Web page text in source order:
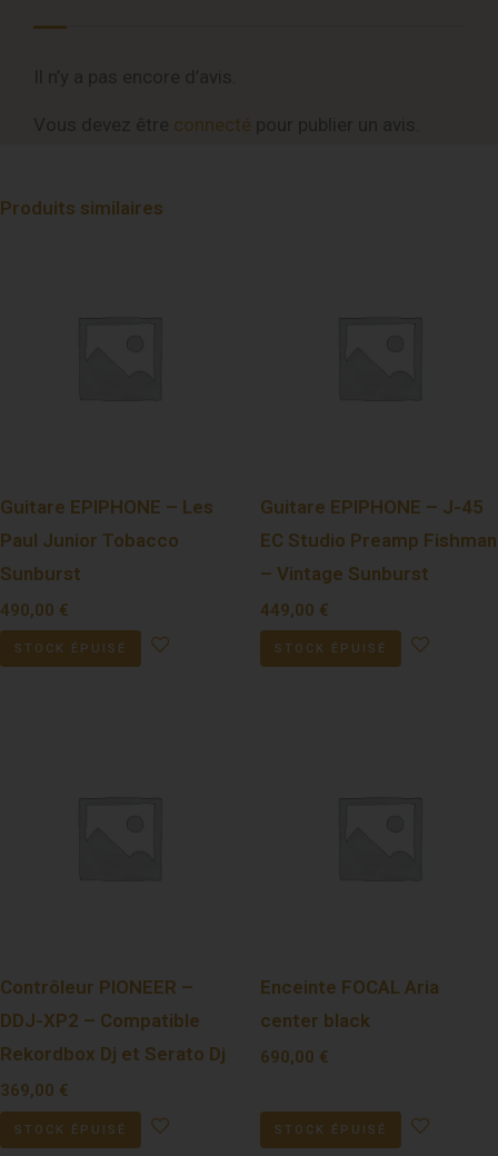
connecté
Produits similaires
Guitare EPIPHONE – Les
Paul Junior Tobacco
Sunburst
490,00 €
STOCK ÉPUISÉ
Guitare EPIPHONE – J-45
EC Studio Preamp Fishman
– Vintage Sunburst
449,00 €
STOCK ÉPUISÉ
Contrôleur PIONEER –
DDJ-XP2 – Compatible
Rekordbox Dj et Serato Dj
369,00 €
STOCK ÉPUISÉ
Enceinte FOCAL Aria
center black
690,00 €
STOCK ÉPUISÉ